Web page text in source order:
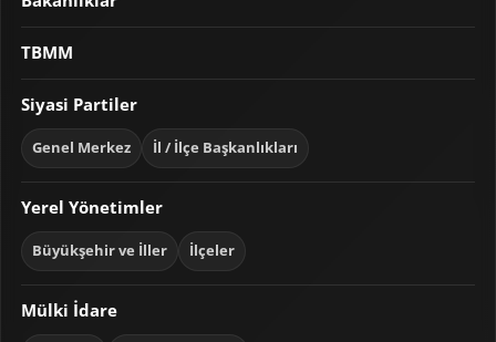
TBMM
Siyasi Partiler
Genel Merkez İl / İlçe Başkanlıkları
Yerel Yönetimler
Büyükşehir ve İller İlçeler
Mülki İdare